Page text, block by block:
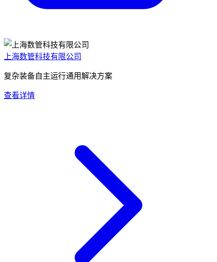
上海数管科技有限公司
复杂装备自主运行通用解决方案
查看详情